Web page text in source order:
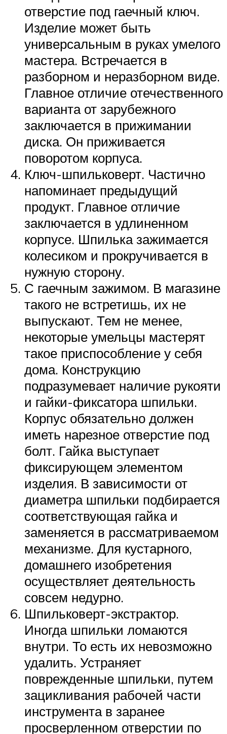
отверстие под гаечный ключ.
Изделие может быть
универсальным в руках умелого
мастера. Встречается в
разборном и неразборном виде.
Главное отличие отечественного
варианта от зарубежного
заключается в прижимании
диска. Он приживается
поворотом корпуса.
Ключ-шпильковерт. Частично
напоминает предыдущий
продукт. Главное отличие
заключается в удлиненном
корпусе. Шпилька зажимается
колесиком и прокручивается в
нужную сторону.
С гаечным зажимом. В магазине
такого не встретишь, их не
выпускают. Тем не менее,
некоторые умельцы мастерят
такое приспособление у себя
дома. Конструкцию
подразумевает наличие рукояти
и гайки-фиксатора шпильки.
Корпус обязательно должен
иметь нарезное отверстие под
болт. Гайка выступает
фиксирующем элементом
изделия. В зависимости от
диаметра шпильки подбирается
соответствующая гайка и
заменяется в рассматриваемом
механизме. Для кустарного,
домашнего изобретения
осуществляет деятельность
совсем недурно.
Шпильковерт-экстрактор.
Иногда шпильки ломаются
внутри. То есть их невозможно
удалить. Устраняет
поврежденные шпильки, путем
зацикливания рабочей части
инструмента в заранее
просверленном отверстии по